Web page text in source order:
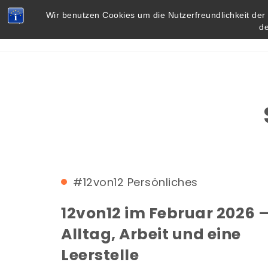
Wir benutzen Cookies um die Nutzerfreundlichkeit
Skip to content Vielbegabt.de
#12von12 Persönliches
12von12 im Februar 2026 –
Alltag, Arbeit und eine
Leerstelle